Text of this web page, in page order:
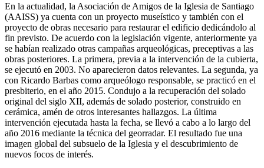
En la actualidad, la Asociación de Amigos de la Iglesia de Santiago
(AAISS) ya cuenta con un proyecto museístico y también con el
proyecto de obras necesario para restaurar el edificio dedicándolo al
fin previsto. De acuerdo con la legislación vigente, anteriormente ya
se habían realizado otras campañas arqueológicas, preceptivas a las
obras posteriores. La primera, previa a la intervención de la cubierta,
se ejecutó en 2003. No aparecieron datos relevantes. La segunda, ya
con Ricardo Barbas como arqueólogo responsable, se practicó en el
presbiterio, en el año 2015. Condujo a la recuperación del solado
original del siglo XII, además de solado posterior, construido en
cerámica, amén de otros interesantes hallazgos. La última
intervención ejecutada hasta la fecha, se llevó a cabo a lo largo del
año 2016 mediante la técnica del georradar. El resultado fue una
imagen global del subsuelo de la Iglesia y el descubrimiento de
nuevos focos de interés.